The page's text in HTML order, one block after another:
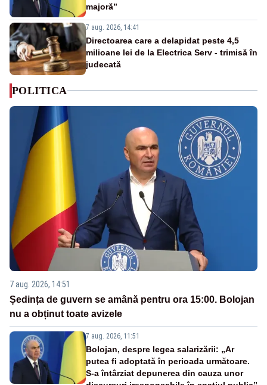
majoră”
7 aug. 2026, 14:41
Directoarea care a delapidat peste 4,5
milioane lei de la Electrica Serv - trimisă în
judecată
POLITICA
7 aug. 2026, 14:51
Ședința de guvern se amână pentru ora 15:00. Bolojan
nu a obținut toate avizele
7 aug. 2026, 11:51
Bolojan, despre legea salarizării: „Ar
putea fi adoptată în perioada următoare.
S-a întârziat depunerea din cauza unor